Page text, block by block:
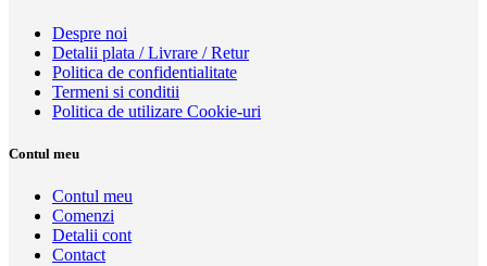
Despre noi
Detalii plata / Livrare / Retur
Politica de confidentialitate
Termeni si conditii
Politica de utilizare Cookie-uri
Contul meu
Contul meu
Comenzi
Detalii cont
Contact